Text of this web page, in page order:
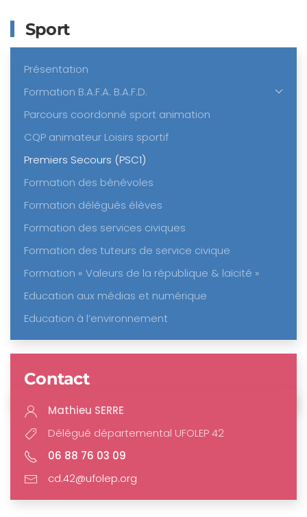
Sport
Présentation
Formation B.A.F.A. B.A.F.D.
Parcours coordonné sport animation
CQP animateur Loisirs sportif
Premiers Secours (PSC1)
Formation des bénévoles
Formation délégués élèves
Formation des services civiques
Formation des tuteurs de service civique
Formation « Valeurs de la république & laïcité »
Education aux médias et numérique
Education à l’environnement
Contact
Mathieu SERRE
Délégué départemental UFOLEP 42
06 88 76 03 09
cd.42@ufolep.org